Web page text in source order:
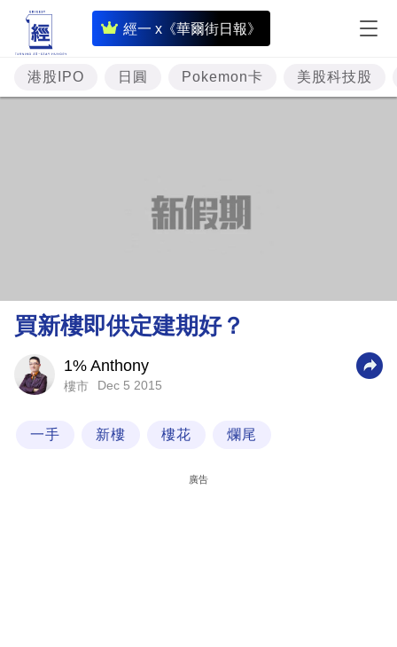
經一 x《華爾街日報》
即
時
財
經
理
財
商
業
技
港股IPO 日圓 Pokemon卡 美股科技股
買新樓即供定建期好？
1% Anthony
樓市 Dec 5 2015
一手 新樓 樓花 爛尾
廣告